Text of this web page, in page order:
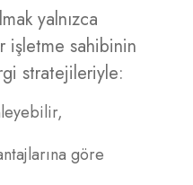
yalnızca
işletme sahibinin
stratejileriyle:
göre